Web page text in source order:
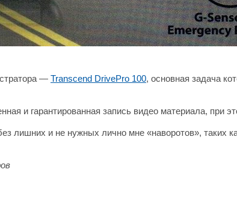
— Transcend DrivePro 100, основная задача
и гарантированная запись видео материала, при
лишних и не нужных лично мне «наворотов»,